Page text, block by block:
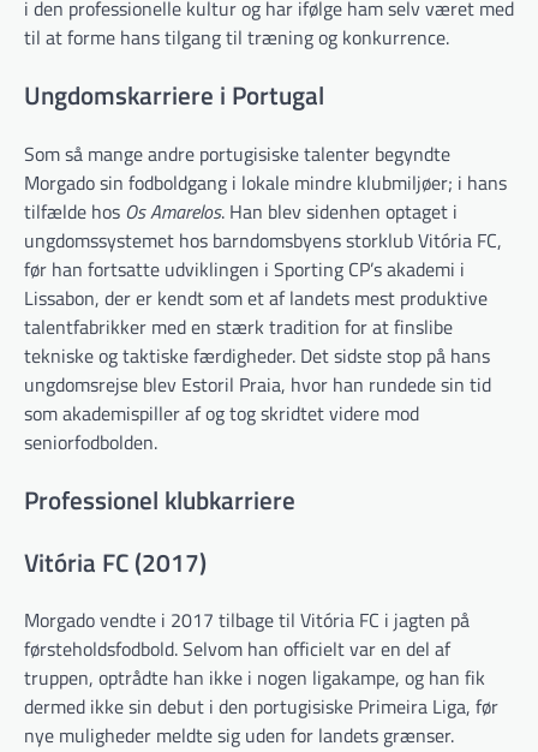
i den professionelle kultur og har ifølge ham selv været med
til at forme hans tilgang til træning og konkurrence.
Ungdomskarriere i Portugal
Som så mange andre portugisiske talenter begyndte
Morgado sin fodboldgang i lokale mindre klubmiljøer; i hans
tilfælde hos Os Amarelos. Han blev sidenhen optaget i
ungdomssystemet hos barndomsbyens storklub Vitória FC,
før han fortsatte udviklingen i Sporting CP’s akademi i
Lissabon, der er kendt som et af landets mest produktive
talentfabrikker med en stærk tradition for at finslibe
tekniske og taktiske færdigheder. Det sidste stop på hans
ungdomsrejse blev Estoril Praia, hvor han rundede sin tid
som akademispiller af og tog skridtet videre mod
seniorfodbolden.
Professionel klubkarriere
Vitória FC (2017)
Morgado vendte i 2017 tilbage til Vitória FC i jagten på
førsteholdsfodbold. Selvom han officielt var en del af
truppen, optrådte han ikke i nogen ligakampe, og han fik
dermed ikke sin debut i den portugisiske Primeira Liga, før
nye muligheder meldte sig uden for landets grænser.